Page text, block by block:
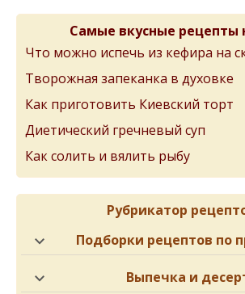
Самые вкусные рецепты
Что можно испечь из кефира на
Творожная запеканка в духовке
Как приготовить Киевский торт
Диетический гречневый суп
Как солить и вялить рыбу
Рубрикатор
Подборки рецептов по
Выпечка и